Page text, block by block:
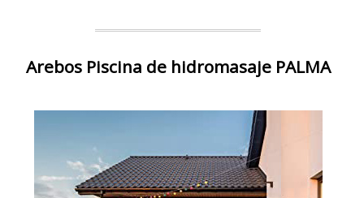
Arebos Piscina de hidromasaje PALMA